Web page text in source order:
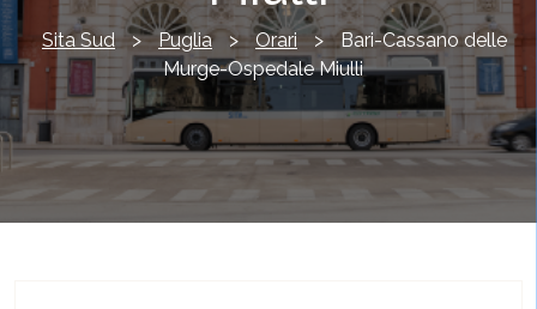
Sita Sud > Puglia > Orari > Bari-Cassano delle
Murge-Ospedale Miulli